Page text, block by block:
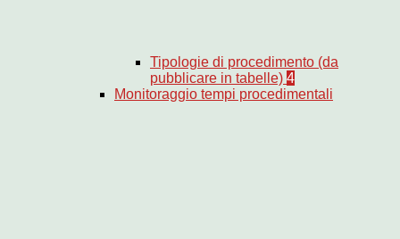
Tipologie di procedimento (da
pubblicare in tabelle) 4
Monitoraggio tempi procedimentali